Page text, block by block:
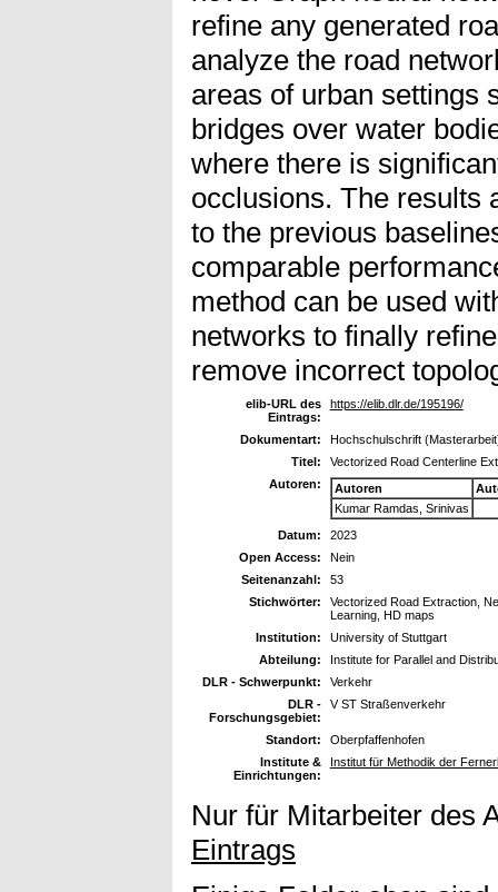
refine any generated
analyze the road
areas of urban settings
bridges over water
where there is
occlusions. The results
to the previous
comparable
method can be used
networks to finally
remove incorrect
elib-URL des
Eintrags:
https://elib.dlr.de/195196/
Dokumentart:
Hochschulschrift
Titel:
Vectorized Road Centerline
Autoren:
Autoren
Kumar Ramdas, Srinivas
Datum:
2023
Open Access:
Nein
Seitenanzahl:
53
Stichwörter:
Vectorized Road Extraction,
Learning, HD maps
Institution:
University of Stuttgart
Abteilung:
Institute for Parallel and
DLR - Schwerpunkt:
Verkehr
DLR -
Forschungsgebiet:
V ST Straßenverkehr
Standort:
Oberpfaffenhofen
Institute &
Einrichtungen:
Institut für Methodik der
Nur für Mitarbeiter des
Eintrags